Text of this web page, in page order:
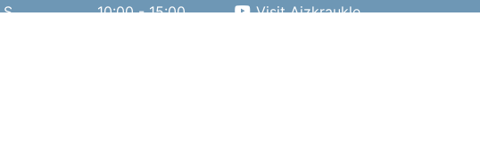
S
10:00 - 15:00
Visit Aizkraukle